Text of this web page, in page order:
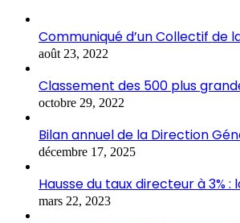
Communiqué d’un Collectif de
août 23, 2022
Classement des 500 plus
octobre 29, 2022
Bilan annuel de la Direction
décembre 17, 2025
Hausse du taux directeur à 3%
mars 22, 2023